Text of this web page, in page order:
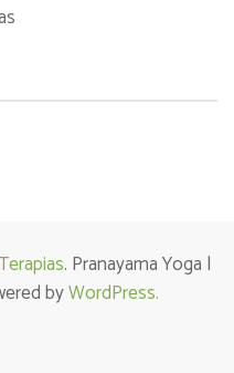
. Pranayama Yoga |
byWordPress.